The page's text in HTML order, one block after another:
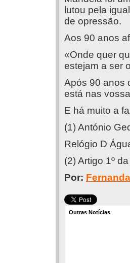
lutou pela
de opressão.
Aos 90 anos
«Onde quer
estejam a ser
Após 90 anos
está nas
E há muito a
(1) António
Relógio D
(2) Artigo 1º
Por:
Outras Notícias